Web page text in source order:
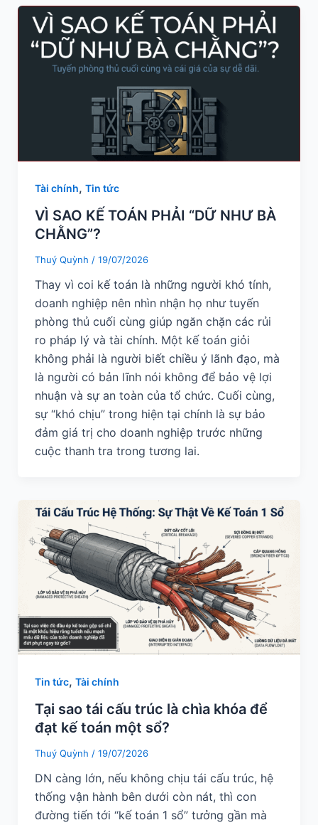
Tài chính, Tin tức
VÌ SAO KẾ TOÁN PHẢI “DỮ NHƯ BÀ
CHẰNG”?
Thuý Quỳnh / 19/07/2026
Thay vì coi kế toán là những người khó tính,
doanh nghiệp nên nhìn nhận họ như tuyến
phòng thủ cuối cùng giúp ngăn chặn các rủi
ro pháp lý và tài chính. Một kế toán giỏi
không phải là người biết chiều ý lãnh đạo, mà
là người có bản lĩnh nói không để bảo vệ lợi
nhuận và sự an toàn của tổ chức. Cuối cùng,
sự “khó chịu” trong hiện tại chính là sự bảo
đảm giá trị cho doanh nghiệp trước những
cuộc thanh tra trong tương lai.
Tin tức, Tài chính
Tại sao tái cấu trúc là chìa khóa để
đạt kế toán một sổ?
Thuý Quỳnh / 19/07/2026
DN càng lớn, nếu không chịu tái cấu trúc, hệ
thống vận hành bên dưới còn nát, thì con
đường tiến tới “kế toán 1 sổ” tưởng gần mà